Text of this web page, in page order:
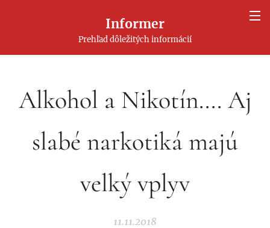
Informer
Prehľad dôležitých informácií
Alkohol a Nikotín.... Aj
slabé narkotiká majú
velký vplyv
11.11.2018